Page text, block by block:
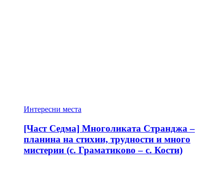
Интересни места
[Част Седма] Многоликата Странджа –
планина на стихии, трудности и много
мистерии (с. Граматиково – с. Кости)